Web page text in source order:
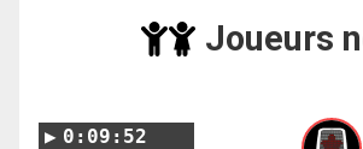
Joueurs
0:09:52